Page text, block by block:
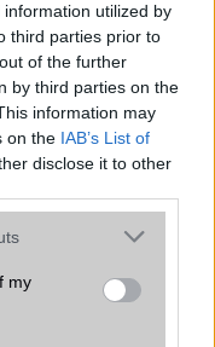
utilized by
third parties prior to
of the further
by third parties on the
information may
on the IAB’s List of
disclose it to other
one or more Google
You may click to
third-party tags to
in below Google
my
független szótár
audio